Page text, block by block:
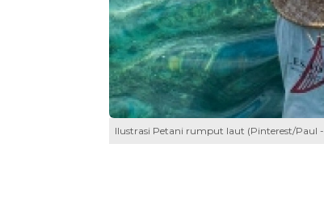
Ilustrasi Petani rumput laut (Pinterest/Paul